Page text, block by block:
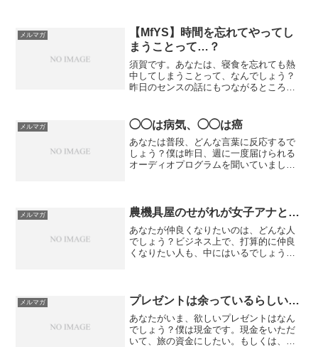
メルマガ
【MfYS】時間を忘れてやってし
まうことって…？
須賀です。あなたは、寝食を忘れても熱
中してしまうことって、なんでしょう？
昨日のセンスの話にもつながるところだ
る、などで時間を忘れて没頭できるなに
か。そういう感覚があると、自...
メルマガ ◯◯は病気、◯◯は癌
あなたは普段、どんな言葉に反応するで
しょう？僕は昨日、週に一度届けられる
オーディオプログラムを聞いていまし
癌というもの。この◯◯、それ...
メルマガ 農機具屋のせがれが女子アナと…
あなたが仲良くなりたいのは、どんな人
でしょう？ビジネス上で、打算的に仲良
くなりたい人も、中にはいるでしょう。
んが、お近づきになる方法...
メルマガ プレゼントは余っているらしい…
あなたがいま、欲しいプレゼントはなん
でしょう？僕は現金です。現金をいただ
いて、旅の資金にしたい。もしくは、本